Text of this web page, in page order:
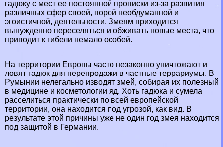
гадюку с мест ее постоянной прописки из-за развития
различных сфер своей, порой необдуманной и
эгоистичной, деятельности. Змеям приходится
вынужденно переселяться и обживать новые места, что
приводит к гибели немало особей.
На территории Европы часто незаконно уничтожают и
ловят гадюк для перепродажи в частные террариумы. В
Румынии нелегально изводят змей, собирая их полезный
в медицине и косметологии яд. Хоть гадюка и сумела
расселиться пpaктически по всей европейской
территории, она находится под угрозой, как вид. В
результате этой причины уже не один год змея находится
под защитой в Германии.